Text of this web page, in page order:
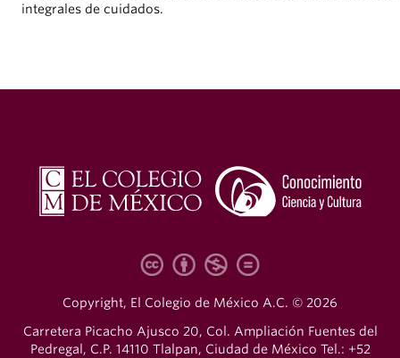
integrales de cuidados.
Copyright, El Colegio de México A.C. © 2026
Carretera Picacho Ajusco 20, Col. Ampliación Fuentes del
Pedregal, C.P. 14110 Tlalpan, Ciudad de México Tel.: +52